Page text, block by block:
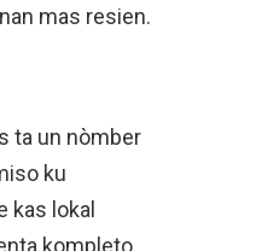
mas resien.
ta un nòmber
ku
kas lokal
kompleto,